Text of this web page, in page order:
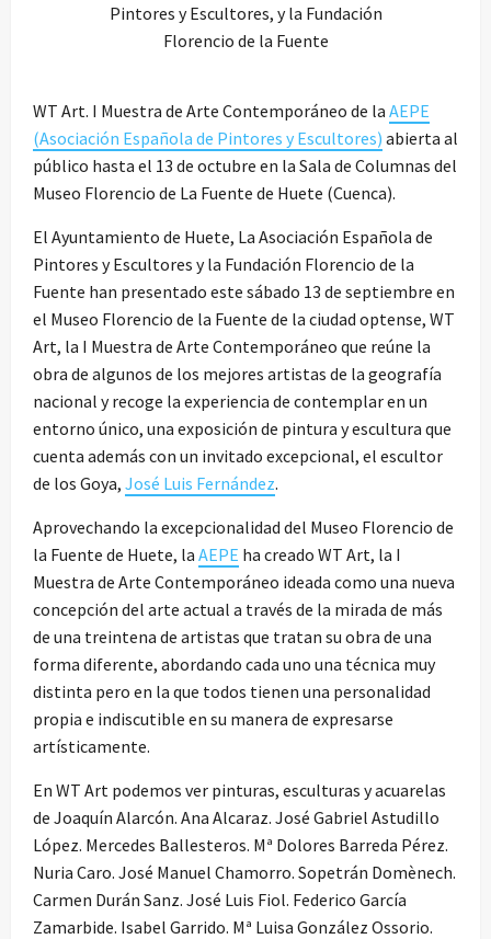
Pintores y Escultores, y la Fundación
Florencio de la Fuente
WT Art. I Muestra de Arte Contemporáneo de la AEPE
(Asociación Española de Pintores y Escultores) abierta al
público hasta el 13 de octubre en la Sala de Columnas del
Museo Florencio de La Fuente de Huete (Cuenca).
El Ayuntamiento de Huete, La Asociación Española de
Pintores y Escultores y la Fundación Florencio de la
Fuente han presentado este sábado 13 de septiembre en
el Museo Florencio de la Fuente de la ciudad optense, WT
Art, la I Muestra de Arte Contemporáneo que reúne la
obra de algunos de los mejores artistas de la geografía
nacional y recoge la experiencia de contemplar en un
entorno único, una exposición de pintura y escultura que
cuenta además con un invitado excepcional, el escultor
de los Goya, José Luis Fernández.
Aprovechando la excepcionalidad del Museo Florencio de
la Fuente de Huete, la AEPE ha creado WT Art, la I
Muestra de Arte Contemporáneo ideada como una nueva
concepción del arte actual a través de la mirada de más
de una treintena de artistas que tratan su obra de una
forma diferente, abordando cada uno una técnica muy
distinta pero en la que todos tienen una personalidad
propia e indiscutible en su manera de expresarse
artísticamente.
En WT Art podemos ver pinturas, esculturas y acuarelas
de Joaquín Alarcón. Ana Alcaraz. José Gabriel Astudillo
López. Mercedes Ballesteros. Mª Dolores Barreda Pérez.
Nuria Caro. José Manuel Chamorro. Sopetrán Domènech.
Carmen Durán Sanz. José Luis Fiol. Federico García
Zamarbide. Isabel Garrido. Mª Luisa González Ossorio.